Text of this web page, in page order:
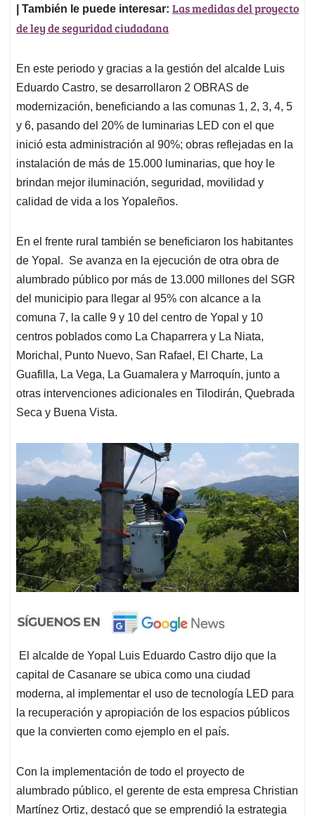
| También le puede interesar: Las medidas del proyecto
de ley de seguridad ciudadana
En este periodo y gracias a la gestión del alcalde Luis
Eduardo Castro, se desarrollaron 2 OBRAS de
modernización, beneficiando a las comunas 1, 2, 3, 4, 5
y 6, pasando del 20% de luminarias LED con el que
inició esta administración al 90%; obras reflejadas en la
instalación de más de 15.000 luminarias, que hoy le
brindan mejor iluminación, seguridad, movilidad y
calidad de vida a los Yopaleños.
En el frente rural también se beneficiaron los habitantes
de Yopal. Se avanza en la ejecución de otra obra de
alumbrado público por más de 13.000 millones del SGR
del municipio para llegar al 95% con alcance a la
comuna 7, la calle 9 y 10 del centro de Yopal y 10
centros poblados como La Chaparrera y La Niata,
Morichal, Punto Nuevo, San Rafael, El Charte, La
Guafilla, La Vega, La Guamalera y Marroquín, junto a
otras intervenciones adicionales en Tilodirán, Quebrada
Seca y Buena Vista.
El alcalde de Yopal Luis Eduardo Castro dijo que la
capital de Casanare se ubica como una ciudad
moderna, al implementar el uso de tecnología LED para
la recuperación y apropiación de los espacios públicos
que la convierten como ejemplo en el país.
Con la implementación de todo el proyecto de
alumbrado público, el gerente de esta empresa Christian
Martínez Ortiz, destacó que se emprendió la estrategia